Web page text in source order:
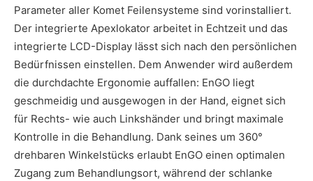
Parameter aller Komet Feilensysteme sind vorinstalliert.
Der integrierte Apexlokator arbeitet in Echtzeit und das
integrierte LCD-Display lässt sich nach den persönlichen
Bedürfnissen einstellen. Dem Anwender wird außerdem
die durchdachte Ergonomie auffallen: EnGO liegt
geschmeidig und ausgewogen in der Hand, eignet sich
für Rechts- wie auch Linkshänder und bringt maximale
Kontrolle in die Behandlung. Dank seines um 360°
drehbaren Winkelstücks erlaubt EnGO einen optimalen
Zugang zum Behandlungsort, während der schlanke